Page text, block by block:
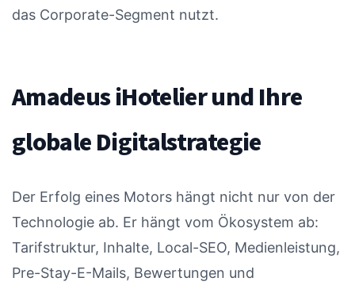
das Corporate-Segment nutzt.
Amadeus iHotelier und Ihre
globale Digitalstrategie
Der Erfolg eines Motors hängt nicht nur von der
Technologie ab. Er hängt vom Ökosystem ab:
Tarifstruktur, Inhalte, Local-SEO, Medienleistung,
Pre-Stay-E-Mails, Bewertungen und